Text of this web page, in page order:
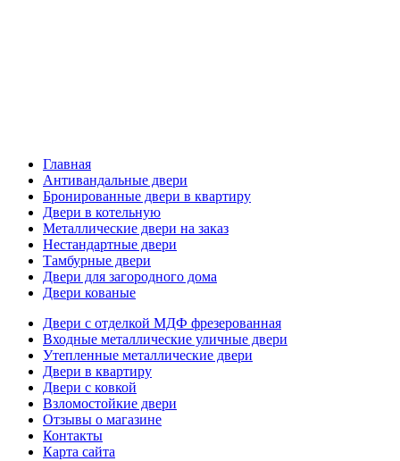
Главная
Антивандальные двери
Бронированные двери в квартиру
Двери в котельную
Металлические двери на заказ
Нестандартные двери
Тамбурные двери
Двери для загородного дома
Двери кованые
Двери с отделкой МДФ фрезерованная
Входные металлические уличные двери
Утепленные металлические двери
Двери в квартиру
Двери с ковкой
Взломостойкие двери
Отзывы о магазине
Контакты
Карта сайта